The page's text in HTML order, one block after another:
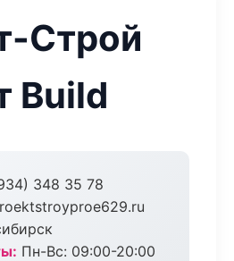
Строй
Build
348 35 78
Пн-Вс: 09:00-20:00